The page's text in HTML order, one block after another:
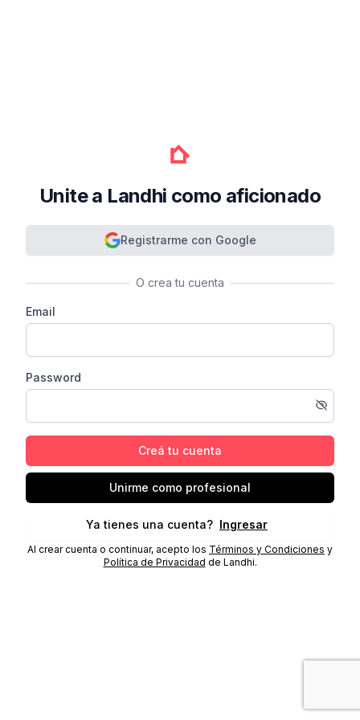
Unite a Landhi como aficionado
Registrarme con Google
O crea tu cuenta
Email
Password
Creá tu cuenta
Unirme como profesional
Ya tienes una cuenta? Ingresar
Al crear cuenta o continuar, acepto los Términos y Condiciones y
Política de Privacidad de Landhi.